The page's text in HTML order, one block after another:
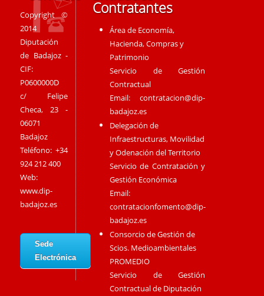
Copyright ©
2014
Diputación
de Badajoz -
CIF:
P0600000D
c/ Felipe
Checa, 23 -
06071
Badajoz
Teléfono: +34
924 212 400
Web:
www.dip-
badajoz.es
Sede
Electrónica
Contratantes
Área de Economía,
Hacienda, Compras y
Patrimonio
Servicio de Gestión
Contractual
Email:contratacion@dip-
badajoz.es
Delegación de
Infraestructuras, Movilidad
y Odenación del Territorio
Servicio de Contratación y
Gestión Económica
Email:
contratacionfomento@dip-
badajoz.es
Consorcio de Gestión de
Scios. Medioambientales
PROMEDIO
Servicio de Gestión
Contractual de Diputación